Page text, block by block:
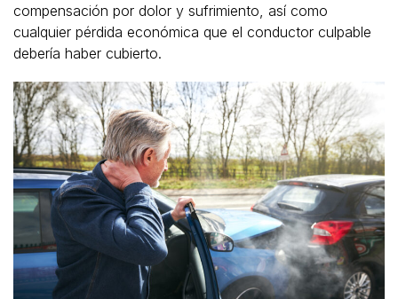
compensación por dolor y sufrimiento, así como
cualquier pérdida económica que el conductor culpable
debería haber cubierto.